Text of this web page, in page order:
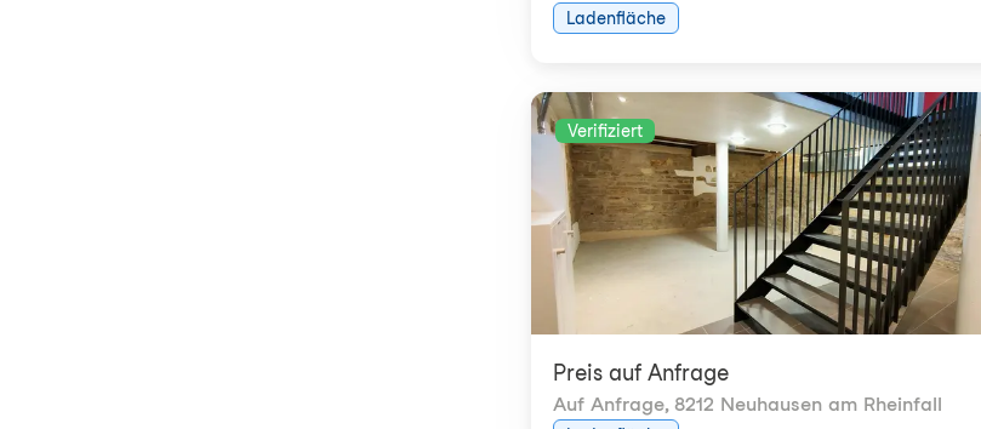
Ladenfläche
Verifiziert
Preis auf Anfrage
Auf Anfrage, 8212 Neuhausen am Rheinfall